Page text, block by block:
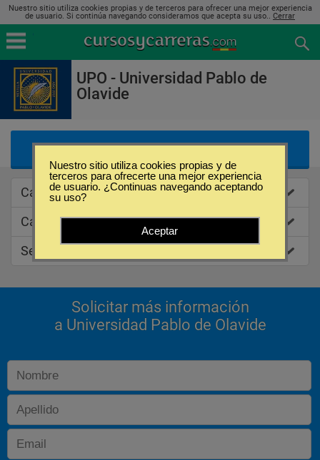
Nuestro sitio utiliza cookies propias y de terceros para ofrecer una mejor experiencia
de usuario. Si continúa navegando consideramos que acepta su uso.. Cerrar
UPO - Universidad Pablo de
Olavide
Listado de Ofertas Educativas
Caracteristicas
Categorias de estudios
Sedes
Solicitar más información
a Universidad Pablo de Olavide
Nuestro sitio utiliza cookies propias y de
terceros para ofrecerte una mejor experiencia
de usuario. ¿Continuas navegando aceptando
su uso?
Aceptar